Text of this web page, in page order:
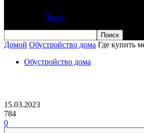
Досуг
Домой Обустройство дома Где купить
Обустройство дома
15.03.2023
784
0